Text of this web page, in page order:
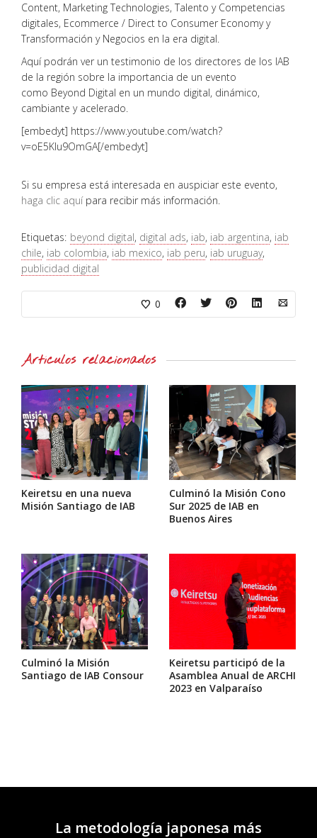
Content, Marketing Technologies, Talento y Competencias
digitales, Ecommerce / Direct to Consumer Economy y
Transformación y Negocios en la era digital.
Aquí podrán ver un testimonio de los directores de los IAB
de la región sobre la importancia de un evento
como Beyond Digital en un mundo digital, dinámico,
cambiante y acelerado.
[embedyt] https://www.youtube.com/watch?
v=oE5KIu9OmGA[/embedyt]
Si su empresa está interesada en auspiciar este evento,
haga clic aquípara recibir más información.
Etiquetas: beyond digital, digital ads, iab, iab argentina, iab
chile, iab colombia, iab mexico, iab peru, iab uruguay,
publicidad digital
0
Artículos relacionados
Keiretsu en una nueva
Misión Santiago de IAB
Culminó la Misión Cono
Sur 2025 de IAB en
Buenos Aires
Culminó la Misión
Santiago de IAB Consour
Keiretsu participó de la
Asamblea Anual de ARCHI
2023 en Valparaíso
La metodología japonesa más